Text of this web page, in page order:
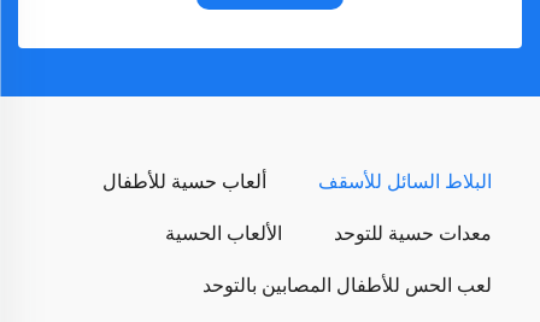
البلاط السائل للأسقف ألعاب حسية للأطفال
معدات حسية للتوحد الألعاب الحسية
لعب الحس للأطفال المصابين بالتوحد